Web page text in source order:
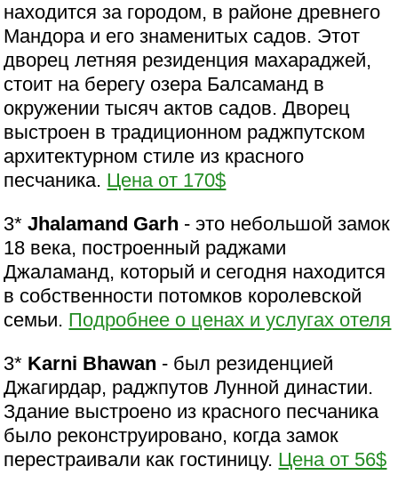
находится за городом, в районе древнего
Мандора и его знаменитых садов. Этот
дворец летняя резиденция махараджей,
стоит на берегу озера Балсаманд в
окружении тысяч актов садов. Дворец
выстроен в традиционном раджпутском
архитектурном стиле из красного
песчаника. Цена от 170$
3*Jhalamand Garh - это небольшой замок
18 века, построенный раджами
Джаламанд, который и сегодня находится
в собственности потомков королевской
семьи. Подробнее о ценах и услугах отеля
3* Karni Bhawan - был резиденцией
Джагирдар, раджпутов Лунной династии.
Здание выстроено из красного песчаника
было реконструировано, когда замок
перестраивали как гостиницу. Цена от 56$